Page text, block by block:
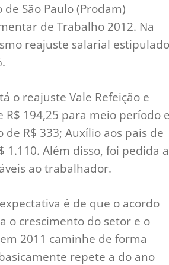
São Paulo (Prodam)
de Trabalho 2012. Na
reajuste salarial estipulado
o reajuste Vale Refeição e
R$ 194,25 para meio período
R$ 333; Auxílio aos pais de
1.110. Além disso, foi pedida a
ao trabalhador.
é de que o acordo
o crescimento do setor e o
2011 caminhe de forma
repete a do ano